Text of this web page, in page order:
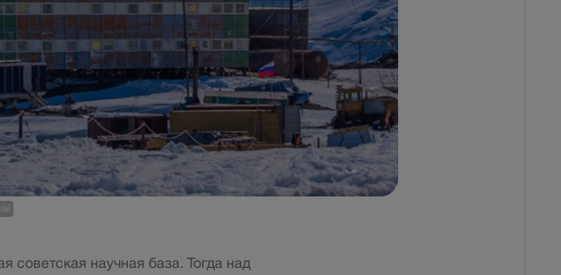
советская научная база. Тогда над